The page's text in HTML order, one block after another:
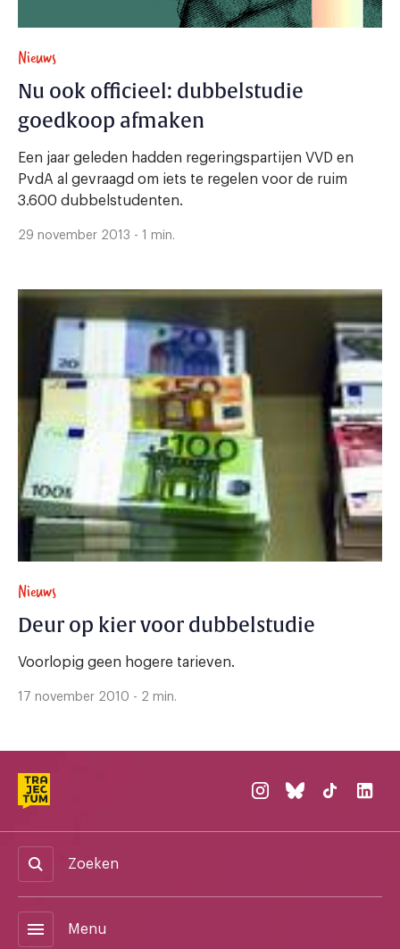
Nieuws
Nu ook officieel: dubbelstudie
goedkoop afmaken
Een jaar geleden hadden regeringspartijen VVD en
PvdA al gevraagd om iets te regelen voor de ruim
3.600 dubbelstudenten.
29 november 2013 - 1 min.
Nieuws
Deur op kier voor dubbelstudie
Voorlopig geen hogere tarieven.
17 november 2010 - 2 min.
Zoeken
menu Menu